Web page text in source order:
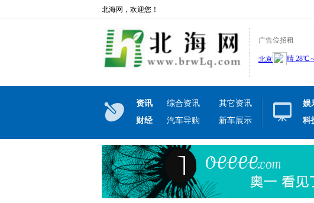
北海网，欢迎您！
广告位招租
资讯 综合资讯
其它资讯
财经
汽车导购 新车展示
娱
科